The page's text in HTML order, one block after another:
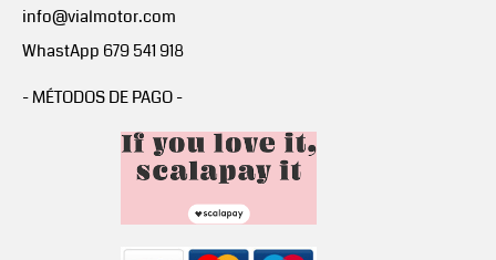
info@vialmotor.com
WhastApp 679 541 918
- MÉTODOS DE PAGO -